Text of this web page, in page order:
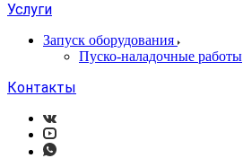
Услуги
Запуск оборудования
Пуско-наладочные работы
Контакты